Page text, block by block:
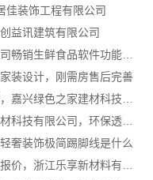
佳装饰工程有限公司
益讯建筑有限公司
湖北省惠物电子商务有限公司畅销生鲜食品软件功能解析
装设计，刚需房售后完善
嘉兴南湖家装选嘉兴美派建材科技有限公司，环保透明报价
奢装饰极简踢脚线是什么